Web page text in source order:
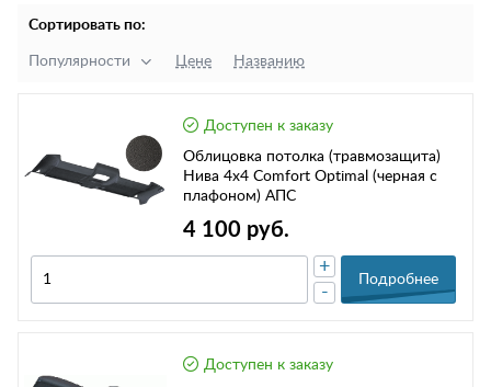
Сортировать по:
Популярности Цене Названию
Доступен к заказу
Облицовка потолка (травмозащита)
Нива 4х4 Comfort Optimal (черная с
плафоном) АПС
4 100 руб.
-
+
Подробнее
Доступен к заказу